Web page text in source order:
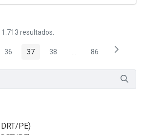
resultados.
intermediárias Usar ABA para navegar.
Página
36 Página
37 Página
38 PáginasPágina
86
PE)